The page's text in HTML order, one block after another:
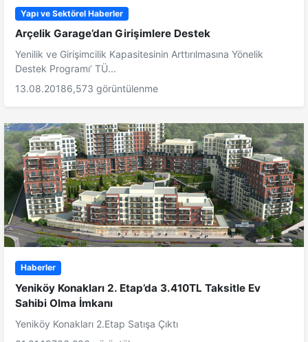
Yapı ve Sektörel Haberler
Arçelik Garage’dan Girişimlere Destek
Yenilik ve Girişimcilik Kapasitesinin Arttırılmasına Yönelik
Destek Programı’ TÜ...
13.08.20186,573 görüntülenme
Haberler
Yeniköy Konakları 2. Etap’da 3.410TL Taksitle Ev
Sahibi Olma İmkanı
Yeniköy Konakları 2.Etap Satışa Çıktı